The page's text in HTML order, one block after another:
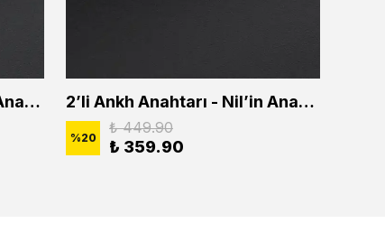
2'li Ankh Anahtarı - Nil'in Anahtarı Erkek Kadın Kolye Seti 2’li Ankh Anahtarı - Nil’in Anahtarı Erkek Kadın Kolye Seti
%20
₺ 449.90
₺ 359.90